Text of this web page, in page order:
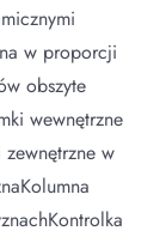
w proporcji
obszyte
wewnętrzne
w